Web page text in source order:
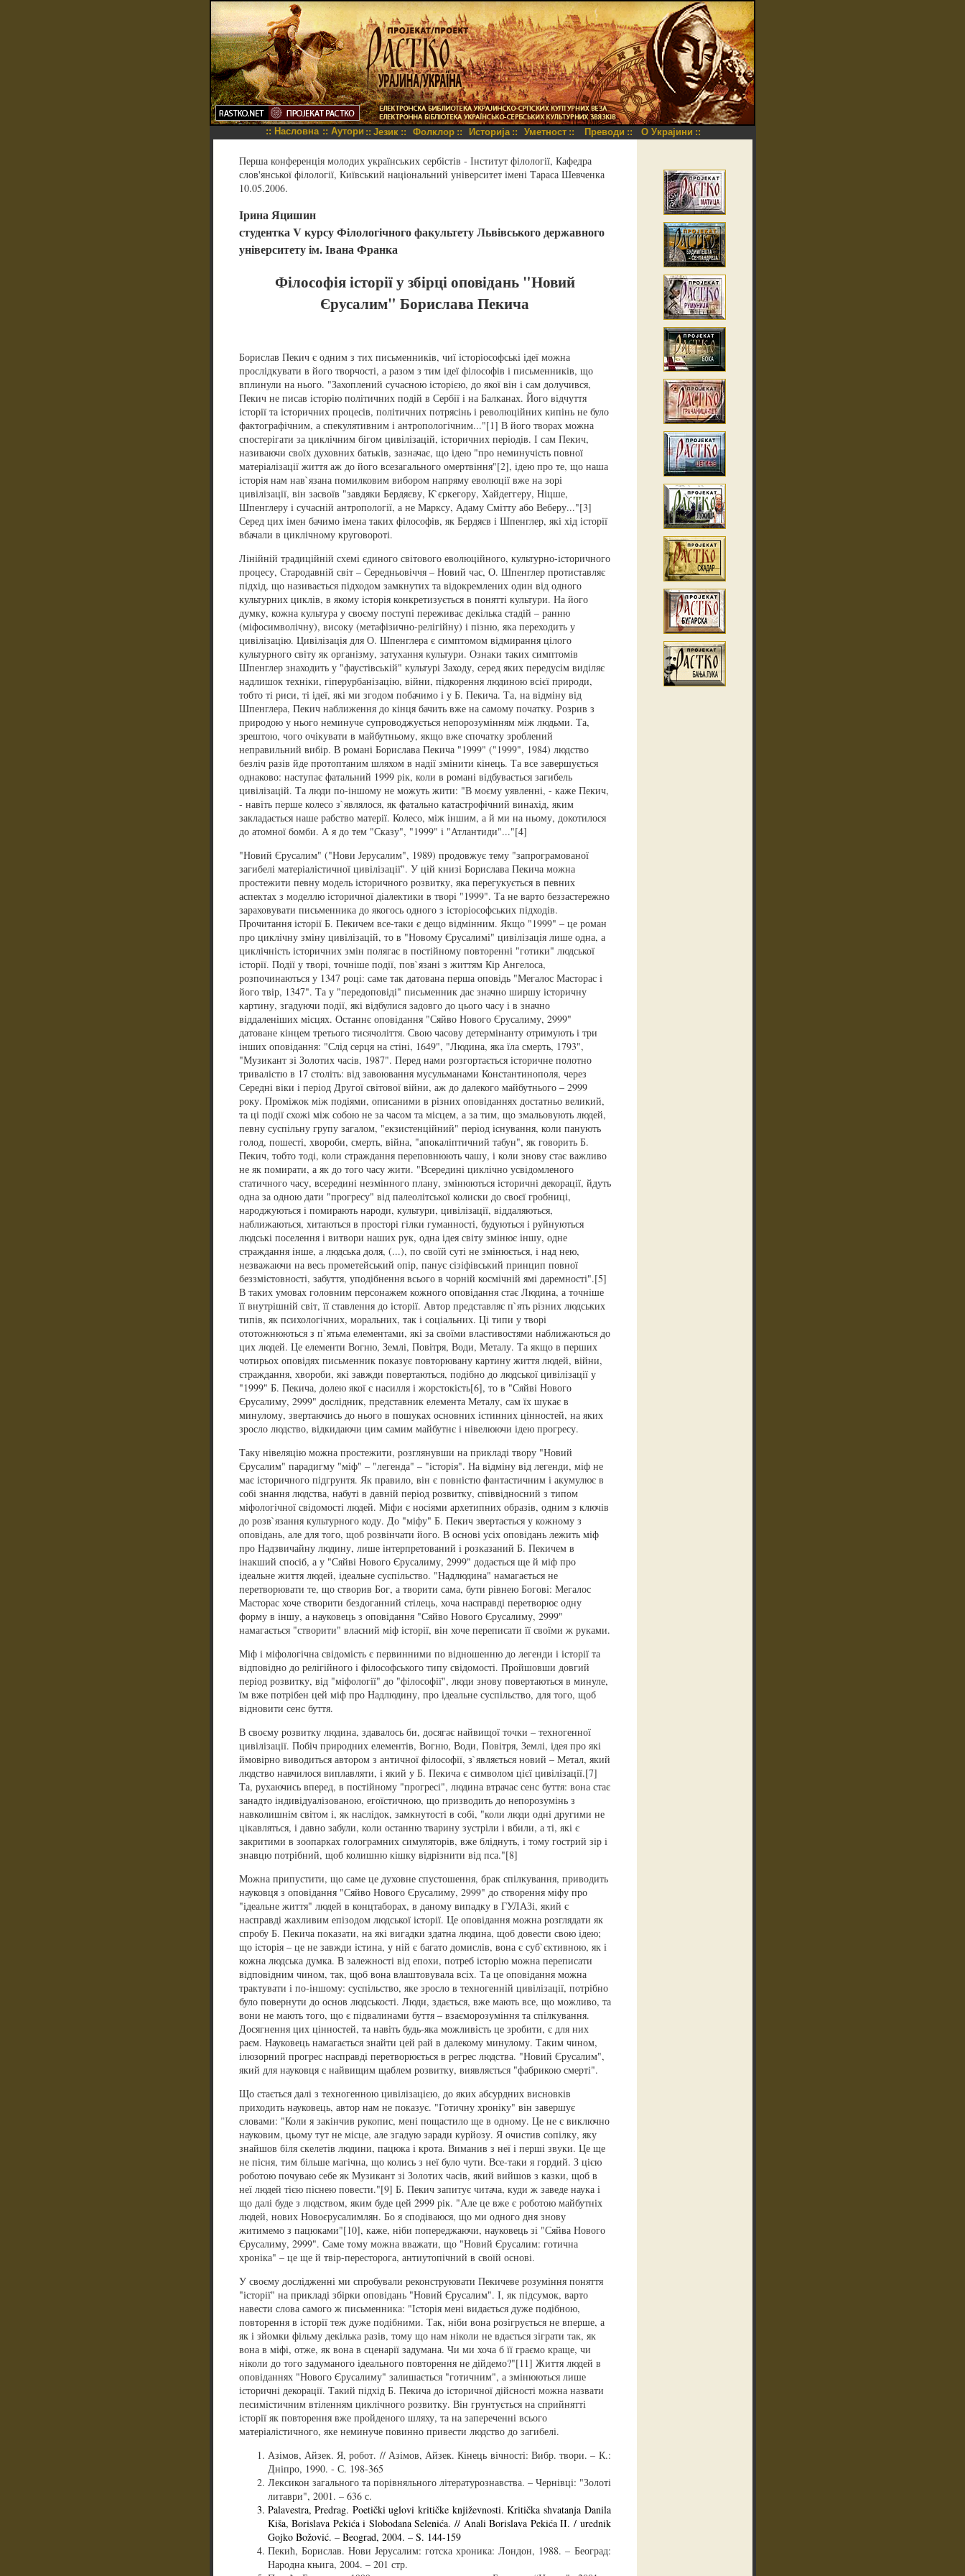
:: Насловна :: Аутори :: Језик :: Фолклор :: Историја :: Уметност :: Преводи :: O Украјини ::
Перша конференція молодих українських сербістів - Інститут філології, Кафедра
слов'янської філології, Київський національний університет імені Тараса Шевченка
10.05.2006.
Ірина Яцишин
студентка V курсу Філологічного факультету Львівського державного
університету ім. Івана Франка
Філософія історії у збірці оповідань "Новий
Єрусалим" Борислава Пекича
Борислав Пекич є одним з тих письменників, чиї історіософські ідеї можна
прослідкувати в його творчості, а разом з тим ідеї філософів і письменників, що
вплинули на нього. "Захоплений сучасною історією, до якої він і сам долучився,
Пекич не писав історію політичних подій в Сербії і на Балканах. Його відчуття
історії та історичних процесів, політичних потрясінь і революційних кипінь не було
фактографічним, а спекулятивним і антропологічним..."[1] В його творах можна
спостерігати за циклічним бігом цивілізацій, історичних періодів. І сам Пекич,
називаючи своїх духовних батьків, зазначає, що ідею "про неминучість повної
матеріалізації життя аж до його всезагального омертвіння"[2], ідею про те, що наша
історія нам нав`язана помилковим вибором напряму еволюції вже на зорі
цивілізації, він засвоїв "завдяки Бердяєву, К`єркегору, Хайдеггеру, Ніцше,
Шпенглеру і сучасній антропології, а не Марксу, Адаму Смітту або Веберу..."[3]
Серед цих імен бачимо імена таких філософів, як Бердяєв і Шпенглер, які хід історії
вбачали в циклічному круговороті.
Лінійній традиційній схемі єдиного світового еволюційного, культурно-історичного
процесу, Стародавній світ – Середньовіччя – Новий час, О. Шпенглер протиставляє
підхід, що називається підходом замкнутих та відокремлених один від одного
культурних циклів, в якому історія конкретизується в понятті культури. На його
думку, кожна культура у своєму поступі переживає декілька стадій – ранню
(міфосимволічну), високу (метафізично-релігійну) і пізню, яка переходить у
цивілізацію. Цивілізація для О. Шпенглера є симптомом відмирання цілого
культурного світу як організму, затухання культури. Ознаки таких симптомів
Шпенглер знаходить у "фаустівській" культурі Заходу, серед яких передусім виділяє
надлишок техніки, гіперурбанізацію, війни, підкорення людиною всієї природи,
тобто ті риси, ті ідеї, які ми згодом побачимо і у Б. Пекича. Та, на відміну від
Шпенглера, Пекич наближення до кінця бачить вже на самому початку. Розрив з
природою у нього неминуче супроводжується непорозумінням між людьми. Та,
зрештою, чого очікувати в майбутньому, якщо вже спочатку зроблений
неправильний вибір. В романі Борислава Пекича "1999" ("1999", 1984) людство
безліч разів йде протоптаним шляхом в надії змінити кінець. Та все завершується
однаково: наступає фатальний 1999 рік, коли в романі відбувається загибель
цивілізацій. Та люди по-іншому не можуть жити: "В моєму уявленні, - каже Пекич,
- навіть перше колесо з`являлося, як фатально катастрофічний винахід, яким
закладається наше рабство матерії. Колесо, між іншим, а й ми на ньому, докотилося
до атомної бомби. А я до тем "Сказу", "1999" і "Атлантиди"..."[4]
"Новий Єрусалим" ("Нови Јерусалим", 1989) продовжує тему "запрограмованої
загибелі матеріалістичної цивілізації". У цій книзі Борислава Пекича можна
простежити певну модель історичного розвитку, яка перегукується в певних
аспектах з моделлю історичної діалектики в творі "1999". Та не варто беззастережно
зараховувати письменника до якогось одного з історіософських підходів.
Прочитання історії Б. Пекичем все-таки є дещо відмінним. Якщо "1999" – це роман
про циклічну зміну цивілізацій, то в "Новому Єрусалимі" цивілізація лише одна, а
циклічність історичних змін полягає в постійному повторенні "готики" людської
історії. Події у творі, точніше події, пов`язані з життям Кір Ангелоса,
розпочинаються у 1347 році: саме так датована перша оповідь "Мегалос Масторас і
його твір, 1347". Та у "передоповіді" письменник дає значно ширшу історичну
картину, згадуючи події, які відбулися задовго до цього часу і в значно
віддаленіших місцях. Останнє оповідання "Сяйво Нового Єрусалиму, 2999"
датоване кінцем третього тисячоліття. Свою часову детермінанту отримують і три
інших оповідання: "Слід серця на стіні, 1649", "Людина, яка їла смерть, 1793",
"Музикант зі Золотих часів, 1987". Перед нами розгортається історичне полотно
тривалістю в 17 століть: від завоювання мусульманами Константинополя, через
Середні віки і період Другої світової війни, аж до далекого майбутнього – 2999
року. Проміжок між подіями, описаними в різних оповіданнях достатньо великий,
та ці події схожі між собою не за часом та місцем, а за тим, що змальовують людей,
певну суспільну групу загалом, "екзистенційний" період існування, коли панують
голод, пошесті, хвороби, смерть, війна, "апокаліптичний табун", як говорить Б.
Пекич, тобто тоді, коли страждання переповнюють чашу, і коли знову стає важливо
не як помирати, а як до того часу жити. "Всередині циклічно усвідомленого
статичного часу, всередині незмінного плану, змінюються історичні декорації, йдуть
одна за одною дати "прогресу" від палеолітської колиски до своєї гробниці,
народжуються і помирають народи, культури, цивілізації, віддаляються,
наближаються, хитаються в просторі гілки гуманності, будуються і руйнуються
людські поселення і витвори наших рук, одна ідея світу змінює іншу, одне
страждання інше, а людська доля, (...), по своїй суті не змінюється, і над нею,
незважаючи на весь прометейський опір, панує сізіфівський принцип повної
беззмістовності, забуття, уподібнення всього в чорній космічній ямі даремності".[5]
В таких умовах головним персонажем кожного оповідання стає Людина, а точніше
її внутрішній світ, її ставлення до історії. Автор представляє п`ять різних людських
типів, як психологічних, моральних, так і соціальних. Ці типи у творі
ототожнюються з п`ятьма елементами, які за своїми властивостями наближаються до
цих людей. Це елементи Вогню, Землі, Повітря, Води, Металу. Та якщо в перших
чотирьох оповідях письменник показує повторювану картину життя людей, війни,
страждання, хвороби, які завжди повертаються, подібно до людської цивілізації у
"1999" Б. Пекича, долею якої є насилля і жорстокість[6], то в "Сяйві Нового
Єрусалиму, 2999" дослідник, представник елемента Металу, сам їх шукає в
минулому, звертаючись до нього в пошуках основних істинних цінностей, на яких
зросло людство, відкидаючи цим самим майбутнє і нівелюючи ідею прогресу.
Таку нівеляцію можна простежити, розглянувши на прикладі твору "Новий
Єрусалим" парадигму "міф" – "легенда" – "історія". На відміну від легенди, міф не
має історичного підгрунтя. Як правило, він є повністю фантастичним і акумулює в
собі знання людства, набуті в давній період розвитку, співвідносний з типом
міфологічної свідомості людей. Міфи є носіями архетипних образів, одним з ключів
до розв`язання культурного коду. До "міфу" Б. Пекич звертається у кожному з
оповідань, але для того, щоб розвінчати його. В основі усіх оповідань лежить міф
про Надзвичайну людину, лише інтерпретований і розказаний Б. Пекичем в
інакший спосіб, а у "Сяйві Нового Єрусалиму, 2999" додається ще й міф про
ідеальне життя людей, ідеальне суспільство. "Надлюдина" намагається не
перетворювати те, що створив Бог, а творити сама, бути рівнею Богові: Мегалос
Масторас хоче створити бездоганний стілець, хоча насправді перетворює одну
форму в іншу, а науковець з оповідання "Сяйво Нового Єрусалиму, 2999"
намагається "створити" власний міф історії, він хоче переписати її своїми ж руками.
Міф і міфологічна свідомість є первинними по відношенню до легенди і історії та
відповідно до релігійного і філософського типу свідомості. Пройшовши довгий
період розвитку, від "міфології" до "філософії", люди знову повертаються в минуле,
їм вже потрібен цей міф про Надлюдину, про ідеальне суспільство, для того, щоб
відновити сенс буття.
В своєму розвитку людина, здавалось би, досягає найвищої точки – техногенної
цивілізації. Побіч природних елементів, Вогню, Води, Повітря, Землі, ідея про які
ймовірно виводиться автором з античної філософії, з`являється новий – Метал, який
людство навчилося виплавляти, і який у Б. Пекича є символом цієї цивілізації.[7]
Та, рухаючись вперед, в постійному "прогресі", людина втрачає сенс буття: вона стає
занадто індивідуалізованою, егоїстичною, що призводить до непорозумінь з
навколишнім світом і, як наслідок, замкнутості в собі, "коли люди одні другими не
цікавляться, і давно забули, коли останню тварину зустріли і вбили, а ті, які є
закритими в зоопарках голограмних симуляторів, вже бліднуть, і тому гострий зір і
знавцю потрібний, щоб колишню кішку відрізнити від пса."[8]
Можна припустити, що саме це духовне спустошення, брак спілкування, приводить
науковця з оповідання "Сяйво Нового Єрусалиму, 2999" до створення міфу про
"ідеальне життя" людей в концтаборах, в даному випадку в ГУЛАЗі, який є
насправді жахливим епізодом людської історії. Це оповідання можна розглядати як
спробу Б. Пекича показати, на які вигадки здатна людина, щоб довести свою ідею;
що історія – це не завжди істина, у ній є багато домислів, вона є суб`єктивною, як і
кожна людська думка. В залежності від епохи, потреб історію можна переписати
відповідним чином, так, щоб вона влаштовувала всіх. Та це оповідання можна
трактувати і по-іншому: суспільство, яке зросло в техногенній цивілізації, потрібно
було повернути до основ людськості. Люди, здається, вже мають все, що можливо, та
вони не мають того, що є підвалинами буття – взаєморозуміння та спілкування.
Досягнення цих цінностей, та навіть будь-яка можливість це зробити, є для них
раєм. Науковець намагається знайти цей рай в далекому минулому. Таким чином,
ілюзорний прогрес насправді перетворюється в регрес людства. "Новий Єрусалим",
який для науковця є найвищим щаблем розвитку, виявляється "фабрикою смерті".
Що стається далі з техногенною цивілізацією, до яких абсурдних висновків
приходить науковець, автор нам не показує. "Готичну хроніку" він завершує
словами: "Коли я закінчив рукопис, мені пощастило ще в одному. Це не є виключно
науковим, цьому тут не місце, але згадую заради курйозу. Я очистив сопілку, яку
знайшов біля скелетів людини, пацюка і крота. Виманив з неї і перші звуки. Це ще
не пісня, тим більше магічна, що колись з неї було чути. Все-таки я гордий. З цією
роботою почуваю себе як Музикант зі Золотих часів, який вийшов з казки, щоб в
неї людей тією піснею повести."[9] Б. Пекич запитує читача, куди ж заведе наука і
що далі буде з людством, яким буде цей 2999 рік. "Але це вже є роботою майбутніх
людей, нових Новоєрусалимлян. Бо я сподіваюся, що ми одного дня знову
житимемо з пацюками"[10], каже, ніби попереджаючи, науковець зі "Сяйва Нового
Єрусалиму, 2999". Саме тому можна вважати, що "Новий Єрусалим: готична
хроніка" – це ще й твір-пересторога, антиутопічний в своїй основі.
У своєму дослідженні ми спробували реконструювати Пекичеве розуміння поняття
"історії" на прикладі збірки оповідань "Новий Єрусалим". І, як підсумок, варто
навести слова самого ж письменника: "Історія мені видається дуже подібною,
повторення в історії теж дуже подібними. Так, ніби вона розігрується не вперше, а
як і зйомки фільму декілька разів, тому що нам ніколи не вдається зіграти так, як
вона в міфі, отже, як вона в сценарії задумана. Чи ми хоча б її граємо краще, чи
ніколи до того задуманого ідеального повторення не дійдемо?"[11] Життя людей в
оповіданнях "Нового Єрусалиму" залишається "готичним", а змінюються лише
історичні декорації. Такий підхід Б. Пекича до історичної дійсності можна назвати
песимістичним втіленням циклічного розвитку. Він грунтується на сприйнятті
історії як повторення вже пройденого шляху, та на запереченні всього
матеріалістичного, яке неминуче повинно привести людство до загибелі.
Азімов, Айзек. Я, робот. // Азімов, Айзек. Кінець вічності: Вибр. твори. – К.:
Дніпро, 1990. - С. 198-365
Лексикон загального та порівняльного літературознавства. – Чернівці: "Золоті
литаври", 2001. – 636 с.
Palavestra, Predrag. Poetički uglovi kritičke književnosti. Kritička shvatanja Danila
Kiša, Borislava Pekića i Slobodana Selenića. // Anali Borislava Pekića II. / urednik
Gojko Božović. – Beograd, 2004. – S. 144-159
Пекић, Борислав. Нови Jерусалим: готска хроника: Лондон, 1988. – Београд:
Народна књига, 2004. – 201 стр.